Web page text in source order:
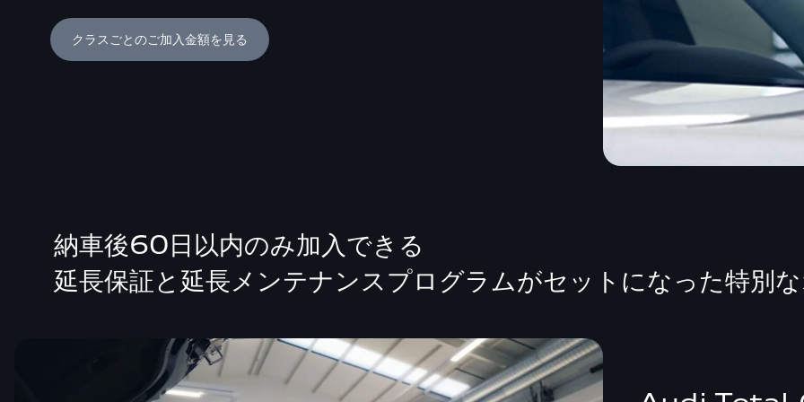
クラスごとのご加入金額を見る
納車後60日以内のみ加入できる
延長保証と延長メンテナンスプログラムがセットになった特別